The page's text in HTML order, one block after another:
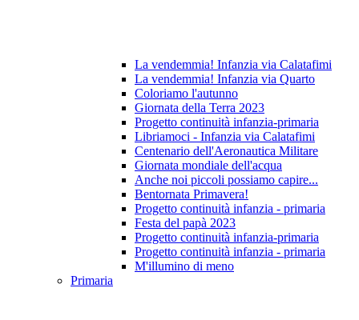
La vendemmia! Infanzia via Calatafimi
La vendemmia! Infanzia via Quarto
Coloriamo l'autunno
Giornata della Terra 2023
Progetto continuità infanzia-primaria
Libriamoci - Infanzia via Calatafimi
Centenario dell'Aeronautica Militare
Giornata mondiale dell'acqua
Anche noi piccoli possiamo capire...
Bentornata Primavera!
Progetto continuità infanzia - primaria
Festa del papà 2023
Progetto continuità infanzia-primaria
Progetto continuità infanzia - primaria
M'illumino di meno
Primaria